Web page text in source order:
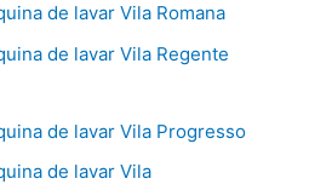
de lavar Vila Romana
de lavar Vila Regente
de lavar Vila Progresso
de lavar Vila